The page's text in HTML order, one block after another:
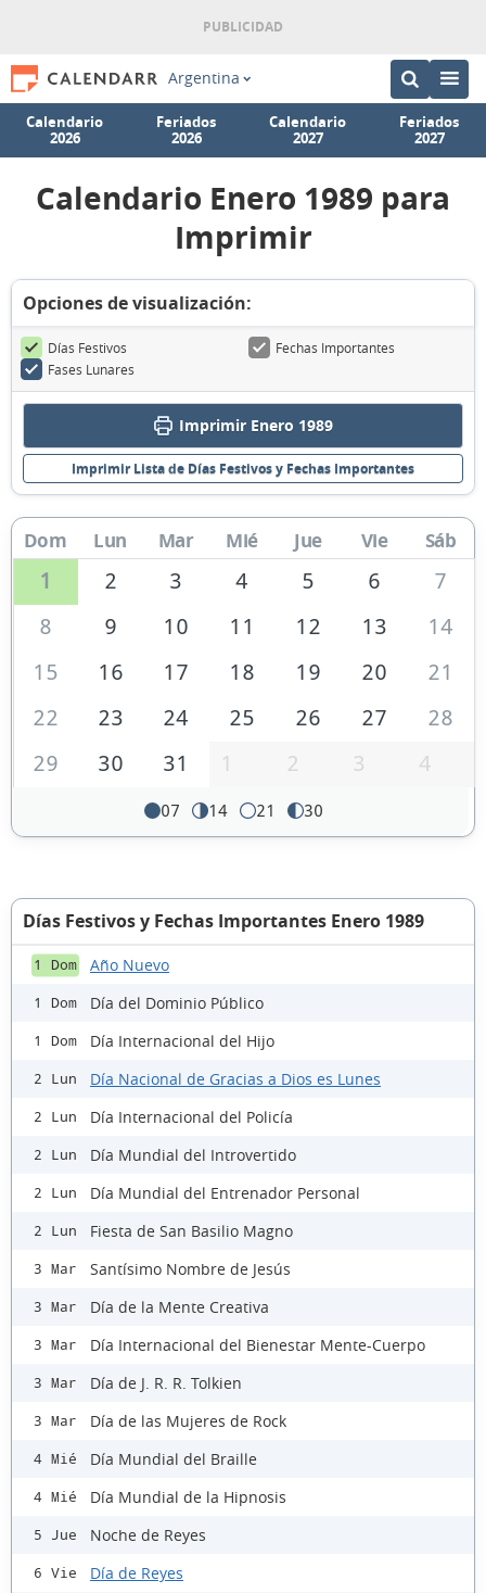
Argentina
Calendario
2026
Feriados
2026
Calendario
2027
Feriados
2027
Calendario Enero 1989 para
Imprimir
Opciones de visualización:
Días Festivos
Fechas Importantes
Fases Lunares
Imprimir Enero 1989
Imprimir Lista de Días Festivos y Fechas Importantes
Dom Lun Mar Mié Jue Vie Sáb
1 2 3 4 5 6
7
8
9 10 11 12 13
14
15
16 17 18 19 20
21
22
23 24 25 26 27
28
29
30 31 1 2 3 4
07 14 21 30
Días Festivos y Fechas Importantes Enero 1989
1 Dom Año Nuevo
1 Dom Día del Dominio Público
1 Dom Día Internacional del Hijo
2 Lun Día Nacional de Gracias a Dios es Lunes
2 Lun Día Internacional del Policía
2 Lun Día Mundial del Introvertido
2 Lun Día Mundial del Entrenador Personal
2 Lun Fiesta de San Basilio Magno
3 Mar Santísimo Nombre de Jesús
3 Mar Día de la Mente Creativa
3 Mar Día Internacional del Bienestar Mente-Cuerpo
3 Mar Día de J. R. R. Tolkien
3 Mar Día de las Mujeres de Rock
4 Mié Día Mundial del Braille
4 Mié Día Mundial de la Hipnosis
5 Jue Noche de Reyes
6 Vie Día de Reyes